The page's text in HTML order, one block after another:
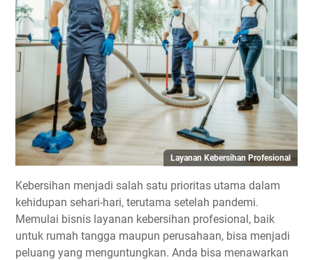
Layanan Kebersihan Profesional
Kebersihan menjadi salah satu prioritas utama dalam
kehidupan sehari-hari, terutama setelah pandemi.
Memulai bisnis layanan kebersihan profesional, baik
untuk rumah tangga maupun perusahaan, bisa menjadi
peluang yang menguntungkan. Anda bisa menawarkan